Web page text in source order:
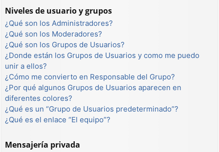
Niveles de usuario y grupos
¿Qué son los Administradores?
¿Qué son los Moderadores?
¿Qué son los Grupos de Usuarios?
¿Donde están los Grupos de Usuarios y como me puedo
unir a ellos?
¿Cómo me convierto en Responsable del Grupo?
¿Por qué algunos Grupos de Usuarios aparecen en
diferentes colores?
¿Qué es un “Grupo de Usuarios predeterminado”?
¿Qué es el enlace “El equipo”?
Mensajería privada